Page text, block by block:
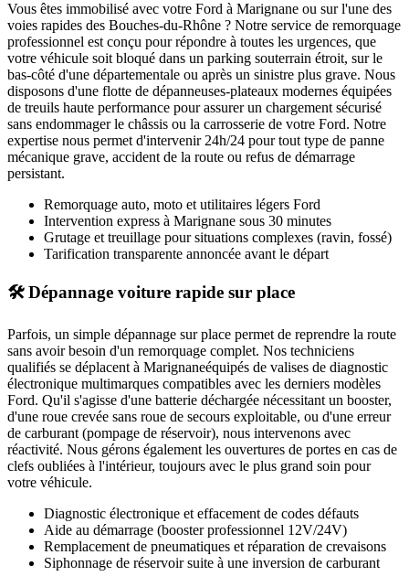
Vous êtes immobilisé avec votre Ford à Marignane ou sur l'une des
voies rapides des Bouches-du-Rhône ? Notre service de remorquage
professionnel est conçu pour répondre à toutes les urgences, que
votre véhicule soit bloqué dans un parking souterrain étroit, sur le
bas-côté d'une départementale ou après un sinistre plus grave. Nous
disposons d'une flotte de dépanneuses-plateaux modernes équipées
de treuils haute performance pour assurer un chargement sécurisé
sans endommager le châssis ou la carrosserie de votre Ford. Notre
expertise nous permet d'intervenir 24h/24 pour tout type de panne
mécanique grave, accident de la route ou refus de démarrage
persistant.
Remorquage auto, moto et utilitaires légers Ford
Intervention express à Marignane sous 30 minutes
Grutage et treuillage pour situations complexes (ravin, fossé)
Tarification transparente annoncée avant le départ
🛠️ Dépannage voiture rapide sur place
Parfois, un simple dépannage sur place permet de reprendre la route
sans avoir besoin d'un remorquage complet. Nos techniciens
qualifiés se déplacent à Marignaneéquipés de valises de diagnostic
électronique multimarques compatibles avec les derniers modèles
Ford. Qu'il s'agisse d'une batterie déchargée nécessitant un booster,
d'une roue crevée sans roue de secours exploitable, ou d'une erreur
de carburant (pompage de réservoir), nous intervenons avec
réactivité. Nous gérons également les ouvertures de portes en cas de
clefs oubliées à l'intérieur, toujours avec le plus grand soin pour
votre véhicule.
Diagnostic électronique et effacement de codes défauts
Aide au démarrage (booster professionnel 12V/24V)
Remplacement de pneumatiques et réparation de crevaisons
Siphonnage de réservoir suite à une inversion de carburant